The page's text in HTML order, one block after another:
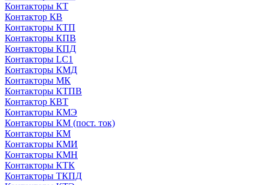
Контакторы КТ
Контактор КВ
Контакторы КТП
Контакторы КПВ
Контакторы КПД
Контакторы LC1
Контакторы КМД
Контакторы МК
Контакторы КТПВ
Контактор КВТ
Контакторы КМЭ
Контакторы КМ (пост. ток)
Контакторы КМ
Контакторы КМИ
Контакторы КМН
Контакторы КТК
Контакторы ТКПД